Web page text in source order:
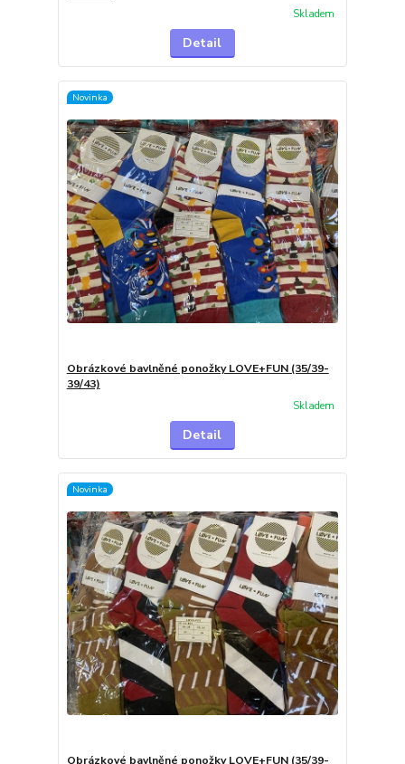
Skladem
Detail
Novinka
Obrázkové bavlněné ponožky LOVE+FUN (35/39-
39/43)
Skladem
Detail
Novinka
Obrázkové bavlněné ponožky LOVE+FUN (35/39-